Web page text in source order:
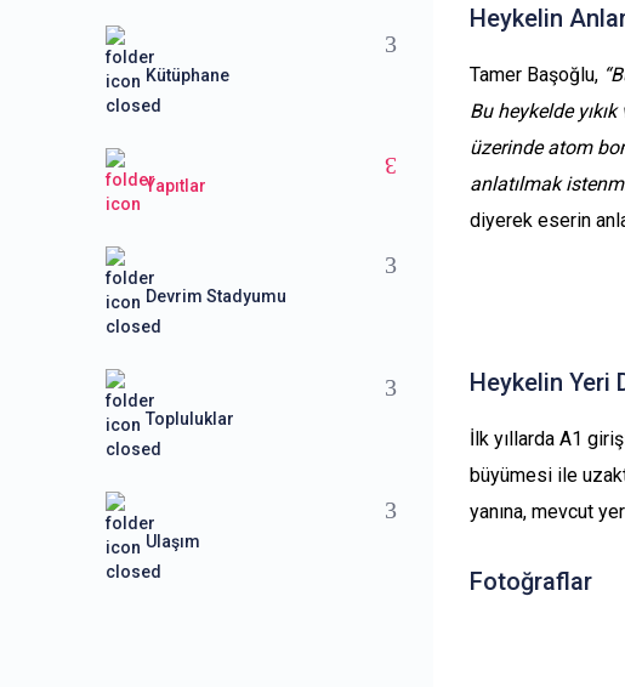
Kütüphane
Yapıtlar
Devrim Stadyumu
Topluluklar
Ulaşım
Heykelin
Tamer Başoğlu,
Bu heykelde
üzerinde atom
anlatılmak
diyerek eserin
Heykelin Yeri
İlk yıllarda A1
büyümesi ile
yanına, mevcut
Fotoğraflar